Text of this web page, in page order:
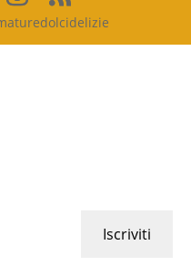
Iscriviti